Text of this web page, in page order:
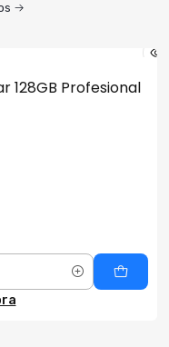
128GB Profesional